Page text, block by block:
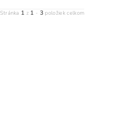
Stránka 1 z 1 - 3 položiek celkom